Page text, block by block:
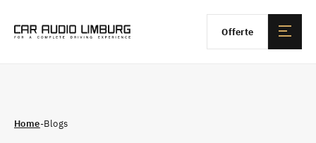
Offerte
Home-Blogs